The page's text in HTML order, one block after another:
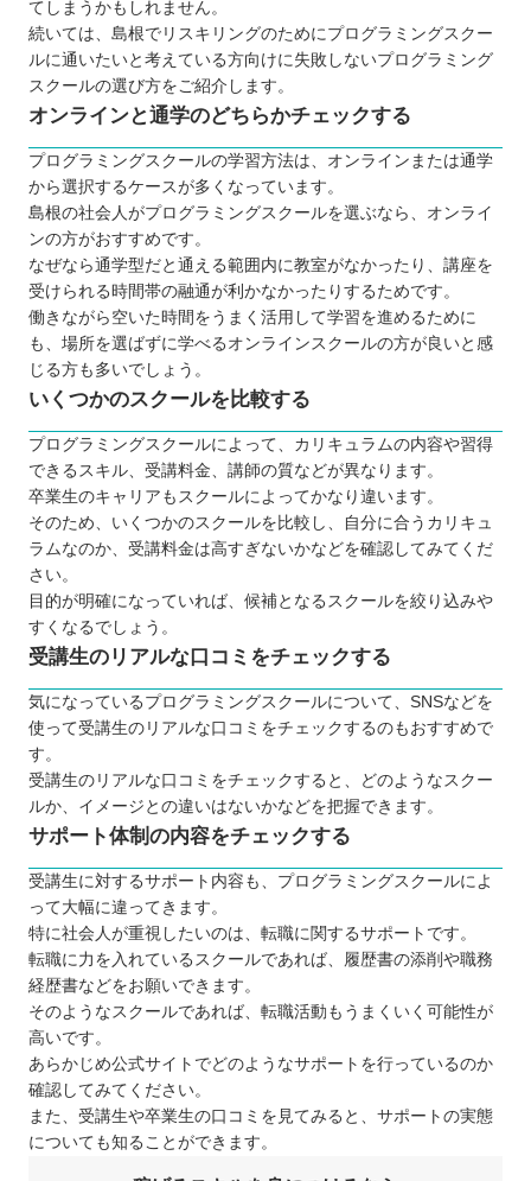
てしまうかもしれません。
続いては、島根でリスキリングのためにプログラミングスクー
ルに通いたいと考えている方向けに失敗しないプログラミング
スクールの選び方をご紹介します。
オンラインと通学のどちらかチェックする
プログラミングスクールの学習方法は、オンラインまたは通学
から選択するケースが多くなっています。
島根の社会人がプログラミングスクールを選ぶなら、オンライ
ンの方がおすすめです。
なぜなら通学型だと通える範囲内に教室がなかったり、講座を
受けられる時間帯の融通が利かなかったりするためです。
働きながら空いた時間をうまく活用して学習を進めるために
も、場所を選ばずに学べるオンラインスクールの方が良いと感
じる方も多いでしょう。
いくつかのスクールを比較する
プログラミングスクールによって、カリキュラムの内容や習得
できるスキル、受講料金、講師の質などが異なります。
卒業生のキャリアもスクールによってかなり違います。
そのため、いくつかのスクールを比較し、自分に合うカリキュ
ラムなのか、受講料金は高すぎないかなどを確認してみてくだ
さい。
目的が明確になっていれば、候補となるスクールを絞り込みや
すくなるでしょう。
受講生のリアルな口コミをチェックする
気になっているプログラミングスクールについて、SNSなどを
使って受講生のリアルな口コミをチェックするのもおすすめで
す。
受講生のリアルな口コミをチェックすると、どのようなスクー
ルか、イメージとの違いはないかなどを把握できます。
サポート体制の内容をチェックする
受講生に対するサポート内容も、プログラミングスクールによ
って大幅に違ってきます。
特に社会人が重視したいのは、転職に関するサポートです。
転職に力を入れているスクールであれば、履歴書の添削や職務
経歴書などをお願いできます。
そのようなスクールであれば、転職活動もうまくいく可能性が
高いです。
あらかじめ公式サイトでどのようなサポートを行っているのか
確認してみてください。
また、受講生や卒業生の口コミを見てみると、サポートの実態
についても知ることができます。